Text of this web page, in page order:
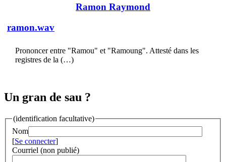
Ramon Raymond
ramon.wav
Prononcer entre "Ramou" et "Ramoung". Attesté dans les
registres de la (…)
Un gran de sau ?
(identification facultative)
Nom
[Se connecter]
Courriel (non publié)